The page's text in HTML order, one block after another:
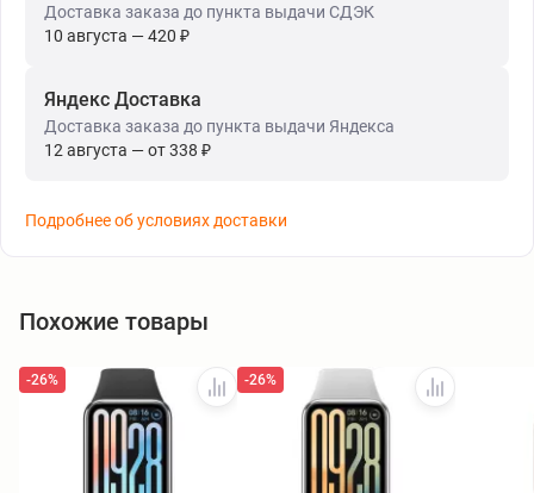
Доставка заказа до пункта выдачи СДЭК
10 августа — 420 ₽
Яндекс Доставка
Доставка заказа до пункта выдачи Яндекса
12 августа — от 338 ₽
Подробнее об условиях доставки
Похожие товары
-26% -26%